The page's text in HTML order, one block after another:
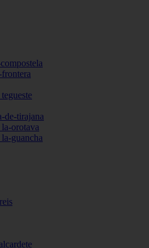
de-tirajana
orotava
guancha